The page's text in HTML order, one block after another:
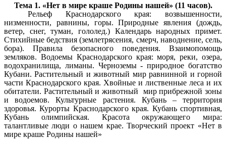
Тема 1. «Нет в мире краше Родины нашей» (11 часов).
Рельеф Краснодарского края: возвышенности,
низменности, равнины, горы. Природные явления (дождь,
ветер, снег, туман, гололед.) Календарь народных примет.
Стихийные бедствия (землетрясения, смерч, наводнение, сель,
бора). Правила безопасного поведения. Взаимопомощь
земляков. Водоемы Краснодарского края: моря, реки, озера,
водохранилища, лиманы. Черноземы - природное богатство
Кубани. Растительный и животный мир равнинной и горной
части Краснодарского края. Хвойные и лиственные леса и их
обитатели. Растительный и животный мир прибрежной зоны
и водоемов. Культурные растения. Кубань – территория
здоровья. Курорты Краснодарского края. Кубань спортивная,
Кубань олимпийская. Красота окружающего мира:
талантливые люди о нашем крае. Творческий проект «Нет в
мире краше Родины нашей»